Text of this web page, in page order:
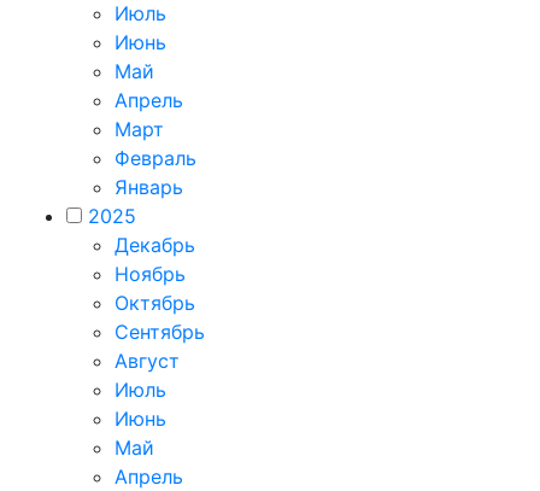
Июль
Июнь
Май
Апрель
Март
Февраль
Январь
2025
Декабрь
Ноябрь
Октябрь
Сентябрь
Август
Июль
Июнь
Май
Апрель